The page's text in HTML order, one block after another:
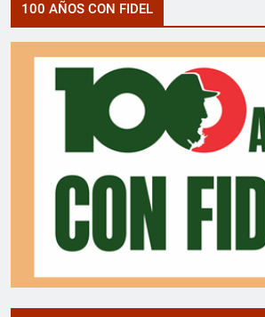
100 AÑOS CON FIDEL